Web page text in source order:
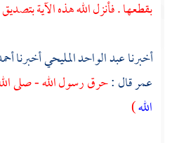
بقطعها . فأنزل الله هذه الآية
أخبرناعبد الواحد المليحيأخبرنا
عمرقال :حرق رسول الله - صلى
الله)